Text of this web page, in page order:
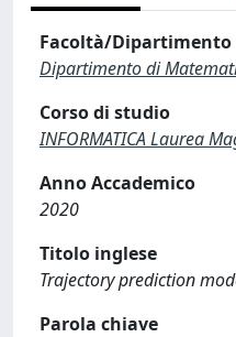
Facoltà/Dipartimento
Dipartimento di
Corso di studio
INFORMATICA Laurea
Anno Accademico
2020
Titolo inglese
Trajectory prediction
Parola chiave